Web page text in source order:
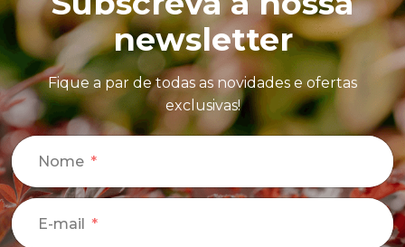
newsletter
Fique a par de todas as novidades e ofertas
exclusivas!
Nome
E-mail